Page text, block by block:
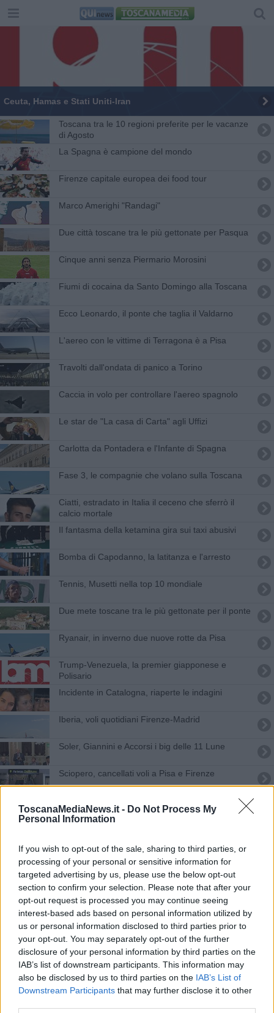
ToscanaMediaNews.it - Do Not Process My
Personal Information
If you wish to opt-out of the sale, sharing to third parties, or
processing of your personal or sensitive information for
targeted advertising by us, please use the below opt-out
section to confirm your selection. Please note that after your
opt-out request is processed you may continue seeing
interest-based ads based on personal information utilized by
us or personal information disclosed to third parties prior to
your opt-out. You may separately opt-out of the further
disclosure of your personal information by third parties on the
IAB’s list of downstream participants. This information may
also be disclosed by us to third parties on the IAB’s List of
Downstream Participants that may further disclose it to other
Ceuta, Hamas e Stati Uniti-Iran
Toscana tra le 10 regioni preferite per le vacanze
di Agosto
La Spagna è campione del mondo
Firenze capitale europea dei food tour
​Marco Amerighi "Randagi"
Due città toscane tra le più gettonate per Pasqua
Cinque anni senza Piermario Morosini
Fiumi di cocaina da Santo Domingo alla Toscana
Ecco Leonardo, il ponte che taglia il Valdarno
L'aereo con le vittime di Terragona è a Pisa
Travolti dall'ondata di panico a Torino
Caccia in volo per controllare l'aereo spagnolo
Le star de "La casa di Carta" agli Uffizi
Carlotta da Pontadera e l'Infante di Spagna
Fase 3, le compagnie che volano sulla Toscana
Ciatti, estradato in Italia il ceceno che sferrò il
calcio mortale
Il fantasma della ketamina gira sui taxi abusivi
Bomba di Capodanno, la latitanza e l'arresto
Tennis, Musetti nella top 10 mondiale
Due mete toscane tra le più gettonate per il ponte
Ryanair, in inverno due nuove rotte da Pisa
Trump-Venezuela, la premier giapponese e
Polisario
Incidente in Catalogna, riaperte le indagini
Iberia, voli quotidiani Firenze-Madrid
Soler, Giannini e Accorsi i big delle 11 Lune
Sciopero, cancellati voli a Pisa e Firenze
In giro per l'Europa a commettere furti
Le parolacce preferite di Leonardo da Vinci
Covid, la Germania mette la Toscana nella lista
nera
Giornata Internazionale delle Persone Anziane:
come invecchieremo
Addio alla scultrice Anna Chromy, studiò con Dalì
Raffiche di vento dirottano i voli fuori Firenze